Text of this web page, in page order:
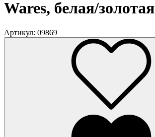
Wares, белая/золотая
Артикул: 09869